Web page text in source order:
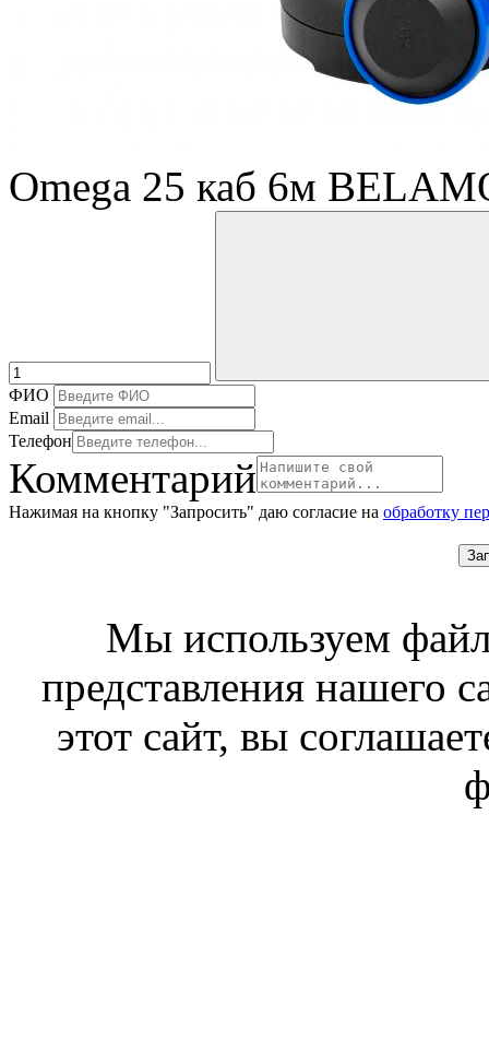
Omega 25 каб 6м
ФИО
Email
Телефон
Комментарий
Нажимая на кнопку "Запросить" даю согласие на обработку
Мы используем
представления нашего
этот сайт, вы